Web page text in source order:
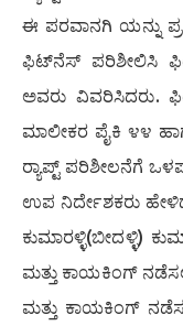
ಈ ಪರವಾನಗಿ ಯನ್ನು
ಫಿಟ್‌ನೆಸ್ ಪರಿಶೀಲಿಸಿ
ಅವರು ವಿವರಿಸಿದರು.
ಮಾಲೀಕರ ಪೈಕಿ ೪೪
ರ‍್ಯಾಪ್ಟ್ ಪರಿಶೀಲನೆಗೆ
ಉಪ ನಿರ್ದೇಶಕರು
ಕುಮಾರಳ್ಳಿ(ಬೀದಳ್ಳಿ)
ಮತ್ತು ಕಾಯಕಿಂಗ್
ಮತ್ತು ಕಾಯಕಿಂಗ್